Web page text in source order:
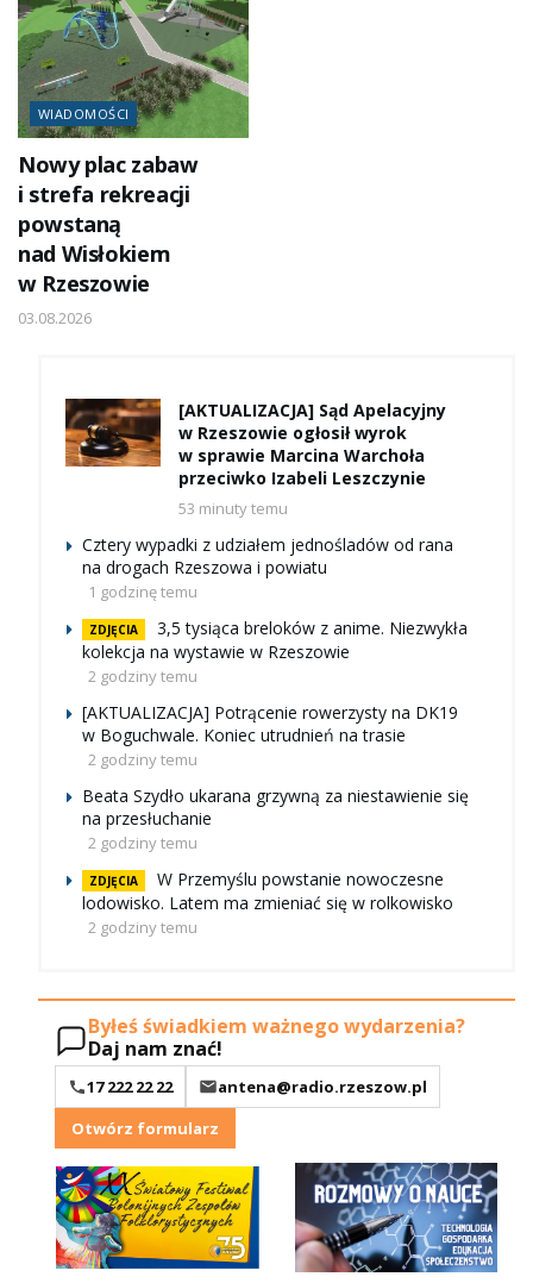
WIADOMOŚCI
Nowy plac zabaw
i strefa rekreacji
powstaną
nad Wisłokiem
w Rzeszowie
03.08.2026
[AKTUALIZACJA] Sąd Apelacyjny
w Rzeszowie ogłosił wyrok
w sprawie Marcina Warchoła
przeciwko Izabeli Leszczynie
53 minuty temu
Cztery wypadki z udziałem jednośladów od rana
na drogach Rzeszowa i powiatu
1 godzinę temu
ZDJĘCIA
3,5 tysiąca breloków z anime. Niezwykła
kolekcja na wystawie w Rzeszowie
2 godziny temu
[AKTUALIZACJA] Potrącenie rowerzysty na DK19
w Boguchwale. Koniec utrudnień na trasie
2 godziny temu
Beata Szydło ukarana grzywną za niestawienie się
na przesłuchanie
2 godziny temu
ZDJĘCIA
W Przemyślu powstanie nowoczesne
lodowisko. Latem ma zmieniać się w rolkowisko
2 godziny temu
Byłeś świadkiem ważnego wydarzenia?
Daj nam znać!
17 222 22 22
antena@radio.rzeszow.pl
Otwórz formularz